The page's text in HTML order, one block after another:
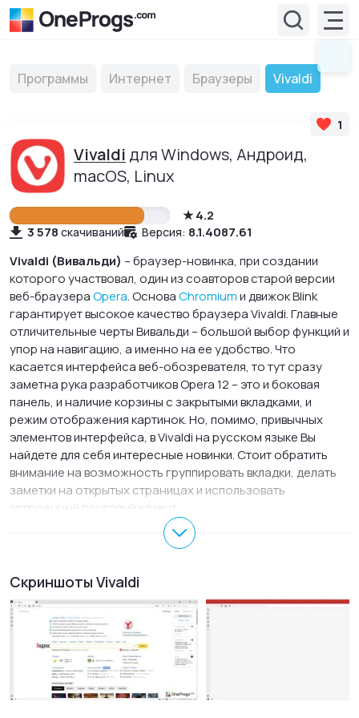
Программы Интернет Браузеры Vivaldi
Vivaldi для Windows, Андроид,
macOS, Linux
1
4.2
3 578 скачиваний Версия: 8.1.4087.61
Vivaldi (Вивальди) – браузер-новинка, при создании
которого участвовал, один из соавторов старой версии
веб-браузераOpera. ОсноваChromiumи движок Blink
гарантирует высокое качество браузера Vivaldi. Главные
отличительные черты Вивальди – большой выбор функций и
упор на навигацию, а именно на ее удобство. Что
касается интерфейса веб-обозревателя, то тут сразу
заметна рука разработчиков Opera 12 – это и боковая
панель, и наличие корзины с закрытыми вкладками, и
режим отображения картинок. Но, помимо, привычных
элементов интерфейса, в Vivaldi на русском языке Вы
найдете для себя интересные новинки. Стоит обратить
внимание на возможность группировать вкладки, делать
заметки на открытых страницах и использовать
встроенный почтовый клиент.
Вопреки существующему мнению, что чем проще браузер,
тем больше он будет пользоваться успехом, миллионы
откроет им широкие возможности для самореализации.
Этот аспект и стал главным при выборе направления
развития Vivaldi – удобная навигация браузера. Например,
клавиша F2 вызывает окно быстрых команд, через которое
можно обратиться к настройкам браузера, переходить от
одной открытой вкладки к другой, переместиться в панель
загрузок. Если Вы часто обращаетесь к одним и тем же
Скриншоты Vivaldi